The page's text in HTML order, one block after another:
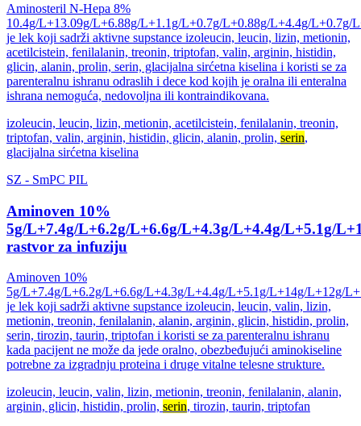
Aminosteril N-Hepa 8%
10.4g/L+13.09g/L+6.88g/L+1.1g/L+0.7g/L+0.88g/L+4.4g/
je lek koji sadrži aktivne supstance izoleucin, leucin, lizin, metionin,
acetilcistein, fenilalanin, treonin, triptofan, valin, arginin, histidin,
glicin, alanin, prolin, serin, glacijalna sirćetna kiselina i koristi se za
parenteralnu ishranu odraslih i dece kod kojih je oralna ili enteralna
ishrana nemoguća, nedovoljna ili kontraindikovana.
izoleucin, leucin, lizin, metionin, acetilcistein, fenilalanin, treonin,
triptofan, valin, arginin, histidin, glicin, alanin, prolin, serin,
glacijalna sirćetna kiselina
SZ - SmPC PIL
Aminoven 10%
5g/L+7.4g/L+6.2g/L+6.6g/L+4.3g/L+4.4g/L+5.1g/
rastvor za infuziju
Aminoven 10%
5g/L+7.4g/L+6.2g/L+6.6g/L+4.3g/L+4.4g/L+5.1g/L+14g/L+12g/
je lek koji sadrži aktivne supstance izoleucin, leucin, valin, lizin,
metionin, treonin, fenilalanin, alanin, arginin, glicin, histidin, prolin,
serin, tirozin, taurin, triptofan i koristi se za parenteralnu ishranu
kada pacijent ne može da jede oralno, obezbeđujući aminokiseline
potrebne za izgradnju proteina i druge vitalne telesne strukture.
izoleucin, leucin, valin, lizin, metionin, treonin, fenilalanin, alanin,
arginin, glicin, histidin, prolin, serin, tirozin, taurin, triptofan